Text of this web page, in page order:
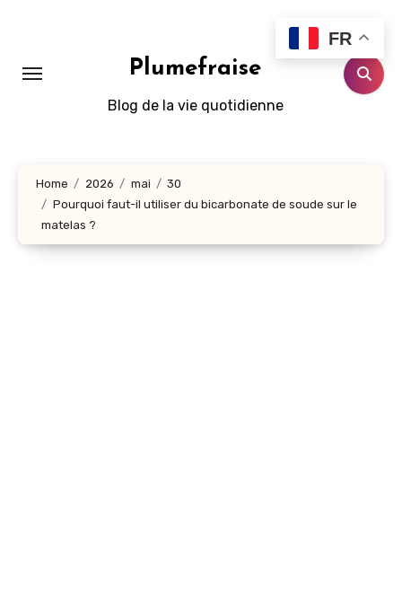
Plumefraise
Blog de la vie quotidienne
Home 2026 mai
30
Pourquoi faut-il utiliser du bicarbonate de soude sur le
matelas ?
FR